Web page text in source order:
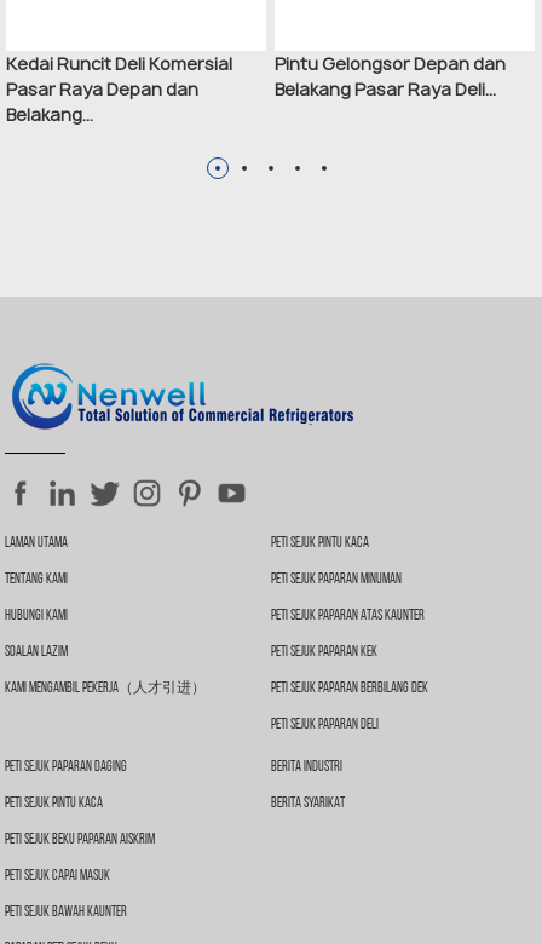
Kedai Runcit Deli Komersial
Pasar Raya Depan dan
Belakang...
Pintu Gelongsor Depan dan
Belakang Pasar Raya Deli...
Laman Utama
Tentang Kami
Hubungi Kami
Soalan Lazim
Kami Mengambil Pekerja（人才引进）
Peti Sejuk Pintu Kaca
Peti Sejuk Paparan Minuman
Peti Sejuk Paparan Atas Kaunter
Peti Sejuk Paparan Kek
Peti Sejuk Paparan Berbilang Dek
Peti Sejuk Paparan Deli
Peti Sejuk Paparan Daging
Peti Sejuk Pintu Kaca
Peti Sejuk Beku Paparan Aiskrim
Peti Sejuk Capai Masuk
Peti Sejuk Bawah Kaunter
Berita Industri
Berita Syarikat